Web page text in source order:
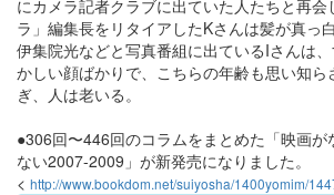
にカメラ記者クラブに出ていた人たちと再会
ラ」編集長をリタイアしたKさんは髪が真っ
伊集院光などと写真番組に出ているIさんは
かしい顔ばかりで、こちらの年齢も思い知ら
ぎ、人は老いる。
●306回〜446回のコラムをまとめた「映画が
ない2007-2009」が新発売になりました。
< http://www.bookdom.net/suiyosha/1400yomim/